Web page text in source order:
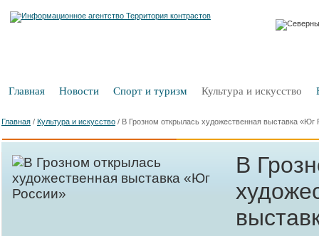
Главная Новости Спорт и туризм Культура и искусство
Главная / Культура и искусство / В Грозном открылась художественная выставка «Юг
В